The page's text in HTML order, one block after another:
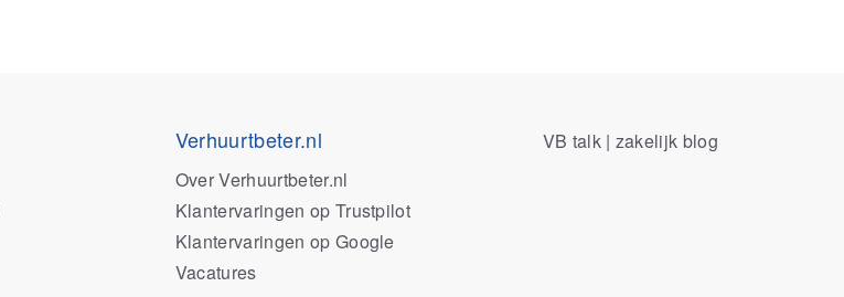
Verhuurtbeter.nl
Over Verhuurtbeter.nl
Klantervaringen op Trustpilot
Klantervaringen op Google
Vacatures
VB talk | zakelijk blog